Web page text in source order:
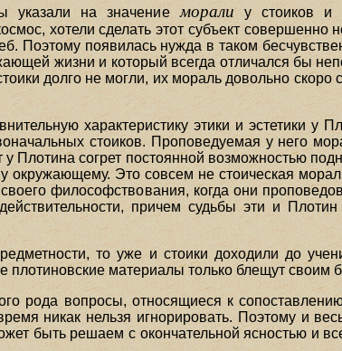
указали на значениеморалиу стоиков и
хотели сделать этот субъект
Поэтому появилась нужда в таком
жизни и который всегда отличался бы
долго не могли, их мораль довольно
характеристику этики и эстетики у
стоиков. Проповедуемая у него
Плотина согрет постоянной возможностью
окружающему. Это совсем не стоическая
философствования, когда они
причем судьбы эти и
то уже и стоики доходили до
материалы только блещут своим
рода вопросы, относящиеся к
никак нельзя игнорировать. Поэтому и
быть решаем с окончательной ясностью и